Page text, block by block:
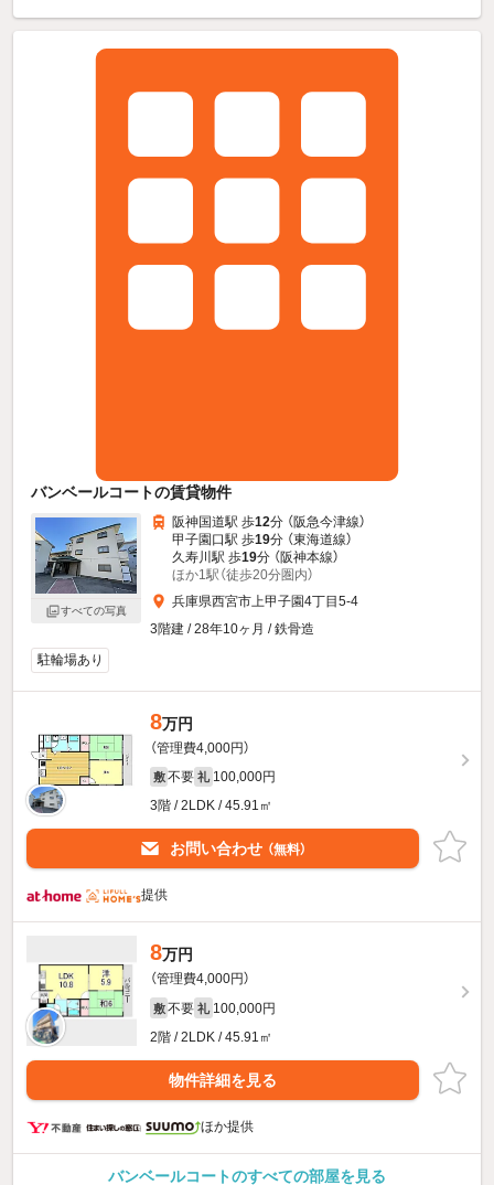
バンベールコートの賃貸物件
すべての写真
阪神国道駅 歩12分 （阪急今津線）
甲子園口駅 歩19分 （東海道線）
久寿川駅 歩19分 （阪神本線）
ほか1駅（徒歩20分圏内）
兵庫県西宮市上甲子園4丁目5-4
3階建 / 28年10ヶ月 / 鉄骨造
駐輪場あり
8万円
（管理費4,000円）
敷 不要 礼 100,000円
3階 / 2LDK / 45.91㎡
お問い合わせ （無料）
提供
8万円
（管理費4,000円）
敷 不要 礼 100,000円
2階 / 2LDK / 45.91㎡
物件詳細を見る
ほか提供
バンベールコートのすべての部屋を見る